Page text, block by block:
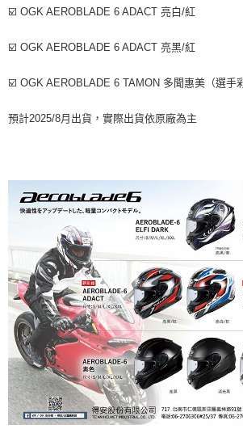
☑️ OGK AEROBLADE 6 ADACT 亮白/紅
☑️ OGK AEROBLADE 6 ADACT 亮黑/紅
☑️ OGK AEROBLADE 6 TAMON 多聞惠美（選手
預計2025/8月出貨，實際出貨依原廠為主